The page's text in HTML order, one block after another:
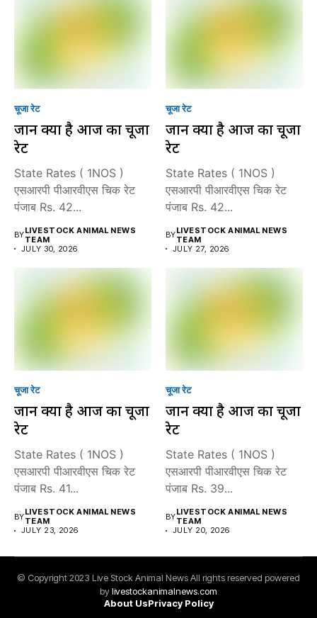
चूजा रेट
जानें क्या है आज का चूजा
रेट
State Rates ( 1NOS )
एसआरपी पीआरवीएस चिक रेट
पंजाब Rs. 42...
BYLIVESTOCK ANIMAL NEWS
TEAM
JULY 30, 2026
चूजा रेट
जानें क्या है आज का चूजा
रेट
State Rates ( 1NOS )
एसआरपी पीआरवीएस चिक रेट
पंजाब Rs. 42...
BYLIVESTOCK ANIMAL NEWS
TEAM
JULY 27, 2026
चूजा रेट
जानें क्या है आज का चूजा
रेट
State Rates ( 1NOS )
एसआरपी पीआरवीएस चिक रेट
पंजाब Rs. 41...
BYLIVESTOCK ANIMAL NEWS
TEAM
JULY 23, 2026
चूजा रेट
जानें क्या है आज का चूजा
रेट
State Rates ( 1NOS )
एसआरपी पीआरवीएस चिक रेट
पंजाब Rs. 39...
BYLIVESTOCK ANIMAL NEWS
TEAM
JULY 20, 2026
© Copyright 2023 Live Stock Animal News All rights reserved powered
bylivestockanimalnews.com
About UsPrivacy Policy